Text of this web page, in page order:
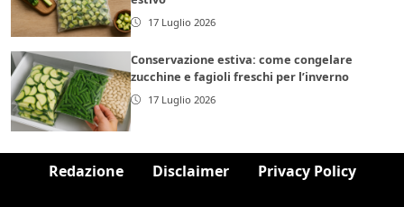
17 Luglio 2026
Conservazione estiva: come congelare
zucchine e fagioli freschi per l’inverno
17 Luglio 2026
Redazione Disclaimer Privacy Policy